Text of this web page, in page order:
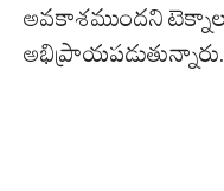
అవకాశముందని
అభిప్రాయపడుతున్నారు.